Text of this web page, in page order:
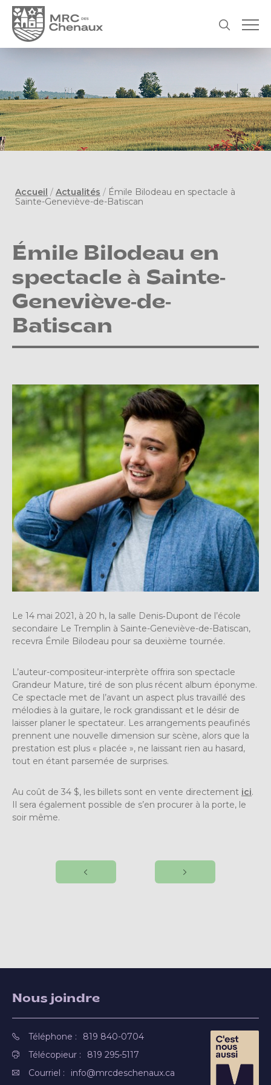
Accueil / Actualités / Émile Bilodeau en spectacle à
Sainte-Geneviève-de-Batiscan
Émile Bilodeau en
spectacle à Sainte-
Geneviève-de-
Batiscan
Le 14 mai 2021, à 20 h, la salle Denis‑Dupont de l’école
secondaire Le Tremplin à Sainte-Geneviève-de-Batiscan,
recevra Émile Bilodeau pour sa deuxième tournée.
L’auteur-compositeur-interprète offrira son spectacle
Grandeur Mature, tiré de son plus récent album éponyme.
Ce spectacle met de l’avant un aspect plus travaillé des
mélodies à la guitare, le rock grandissant et le désir de
laisser planer le spectateur. Les arrangements peaufinés
prennent une nouvelle dimension sur scène, alors que la
prestation est plus « placée », ne laissant rien au hasard,
tout en étant parsemée de surprises.
Au coût de 34 $, les billets sont en vente directement ici.
Il sera également possible de s’en procurer à la porte, le
soir même.
Nous joindre
Téléphone :
819 840-0704
Télécopieur :
819 295-5117
Courriel :
info@mrcdeschenaux.ca